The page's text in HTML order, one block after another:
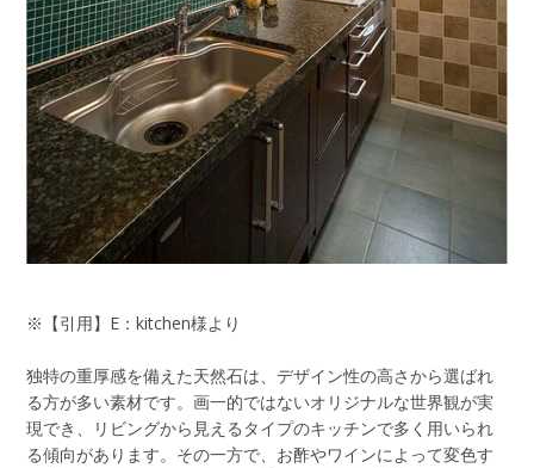
※【引用】E：kitchen様より
独特の重厚感を備えた天然石は、デザイン性の高さから選ばれ
る方が多い素材です。画一的ではないオリジナルな世界観が実
現でき、リビングから見えるタイプのキッチンで多く用いられ
る傾向があります。その一方で、お酢やワインによって変色す